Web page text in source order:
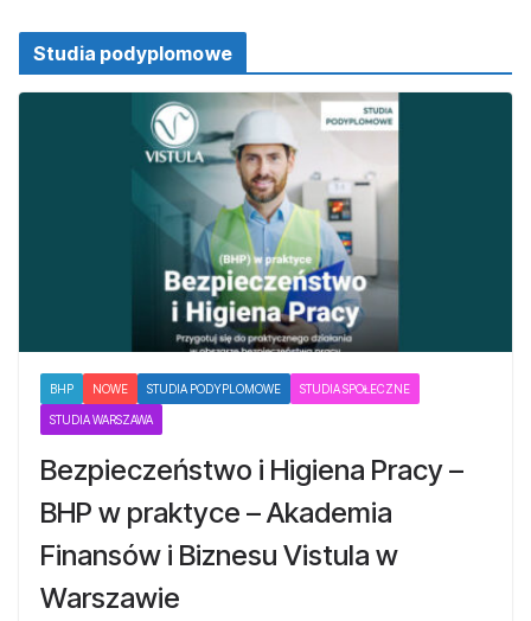
Studia podyplomowe
BHP NOWE STUDIA PODYPLOMOWE STUDIA SPOŁECZNE
STUDIA WARSZAWA
Bezpieczeństwo i Higiena Pracy –
BHP w praktyce – Akademia
Finansów i Biznesu Vistula w
Warszawie